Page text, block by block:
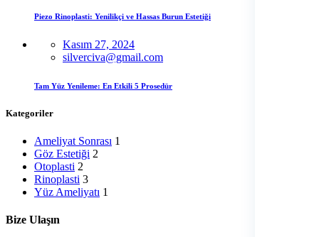
Piezo Rinoplasti: Yenilikçi ve Hassas Burun Estetiği
Kasım 27, 2024
silverciva@gmail.com
Tam Yüz Yenileme: En Etkili 5 Prosedür
Kategoriler
Ameliyat Sonrası 1
Göz Estetiği 2
Otoplasti 2
Rinoplasti 3
Yüz Ameliyatı 1
Bize Ulaşın